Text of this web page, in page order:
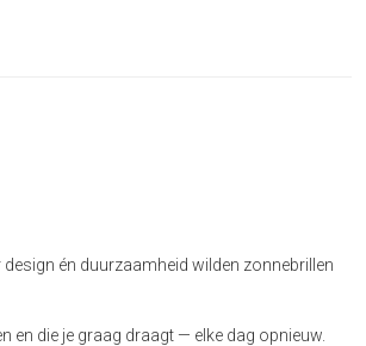
én duurzaamheid wilden zonnebrillen
en die je graag draagt — elke dag opnieuw.